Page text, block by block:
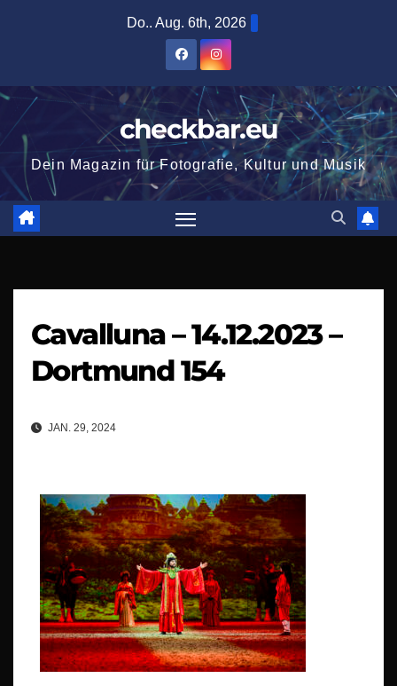
Do.. Aug. 6th, 2026
checkbar.eu
Dein Magazin für Fotografie, Kultur und Musik
Cavalluna – 14.12.2023 –
Dortmund 154
JAN. 29, 2024